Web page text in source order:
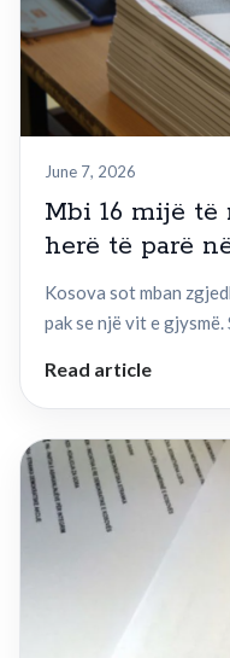
June 7, 2026
Mbi 16 mijë
herë të parë
Kosova sot mban
pak se një vit e gjysmë.
Read article